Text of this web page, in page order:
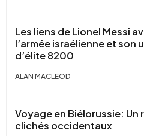
Les liens de Lionel Messi
l’armée israélienne et son
d’élite 8200
ALAN MACLEOD
Voyage en Biélorussie: Un
clichés occidentaux